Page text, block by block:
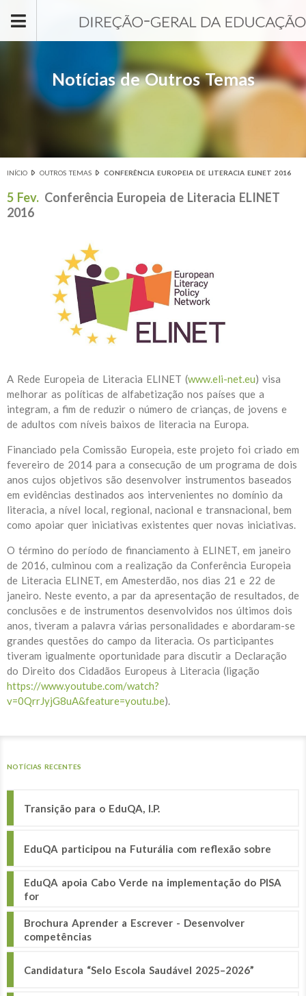
Notícias de Outros Temas
INÍCIO OUTROS TEMAS CONFERÊNCIA EUROPEIA DE LITERACIA ELINET 2016
5 Fev. Conferência Europeia de Literacia ELINET
2016
A Rede Europeia de Literacia ELINET (www.eli-net.eu) visa
melhorar as políticas de alfabetização nos países que a
integram, a fim de reduzir o número de crianças, de jovens e
de adultos com níveis baixos de literacia na Europa.
Financiado pela Comissão Europeia, este projeto foi criado em
fevereiro de 2014 para a consecução de um programa de dois
anos cujos objetivos são desenvolver instrumentos baseados
em evidências destinados aos intervenientes no domínio da
literacia, a nível local, regional, nacional e transnacional, bem
como apoiar quer iniciativas existentes quer novas iniciativas.
O término do período de financiamento à ELINET, em janeiro
de 2016, culminou com a realização da Conferência Europeia
de Literacia ELINET, em Amesterdão, nos dias 21 e 22 de
janeiro. Neste evento, a par da apresentação de resultados, de
conclusões e de instrumentos desenvolvidos nos últimos dois
anos, tiveram a palavra várias personalidades e abordaram-se
grandes questões do campo da literacia. Os participantes
tiveram igualmente oportunidade para discutir a Declaração
do Direito dos Cidadãos Europeus à Literacia (ligação
https://www.youtube.com/watch?
v=0QrrJyjG8uA&feature=youtu.be).
NOTÍCIAS RECENTES
Transição para o EduQA, I.P.
EduQA participou na Futurália com reflexão sobre
EduQA apoia Cabo Verde na implementação do PISA
for
Brochura Aprender a Escrever - Desenvolver
competências
Candidatura “Selo Escola Saudável 2025–2026”